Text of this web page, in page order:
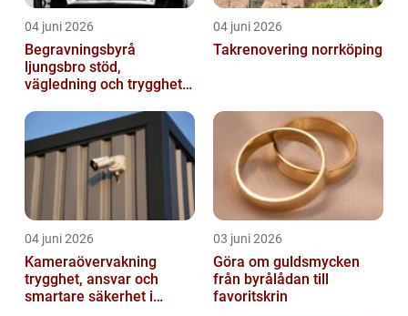
04 juni 2026
Begravningsbyrå
ljungsbro stöd,
vägledning och trygghet
04 juni 2026
Takrenovering norrköping
04 juni 2026
Kameraövervakning
trygghet, ansvar och
smartare säkerhet i
03 juni 2026
Göra om guldsmycken
från byrålådan till
favoritskrin